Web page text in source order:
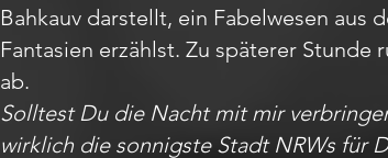
Bahkauv darstellt, ein Fabelwesen aus
Fantasien erzählst. Zu späterer
ab.
Solltest Du die Nacht mit mir
wirklich die sonnigste Stadt NRWs für